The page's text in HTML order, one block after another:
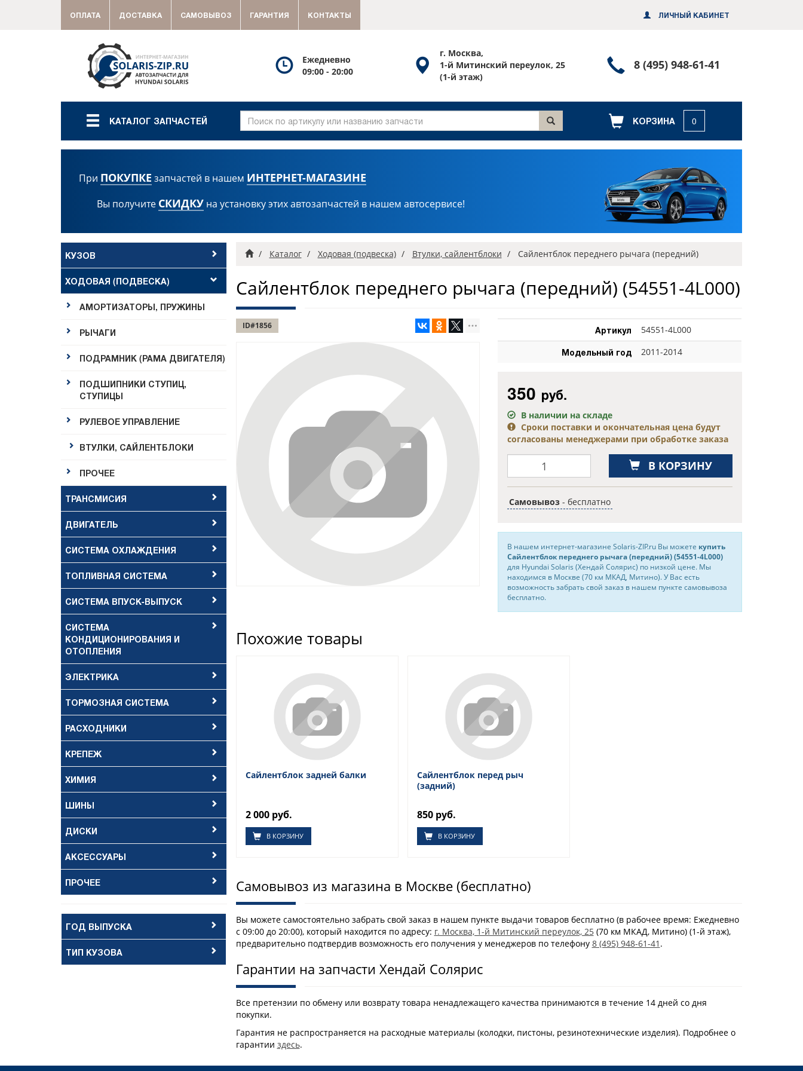
КАТАЛОГ ЗАПЧАСТЕЙ КОРЗИНА 0
При ПОКУПКЕ запчастей в нашем ИНТЕРНЕТ-МАГАЗИНЕ
Вы получите СКИДКУ на установку этих автозапчастей в нашем автосервисе!
ГлавнаяКаталог Ходовая (подвеска) Втулки, сайлентблоки Сайлентблок переднего рычага (передний)
Сайлентблок переднего рычага (передний) (54551-4L000)
ID#1856 Артикул 54551-4L000
Модельный год 2011-2014
350 руб.
В наличии на складе
Сроки поставки и окончательная цена будут
согласованы менеджерами при обработке заказа
В КОРЗИНУ
Самовывоз - бесплатно
В нашем интернет-магазине Solaris-ZIP.ru Вы можете купить
Сайлентблок переднего рычага (передний) (54551-4L000)
для Hyundai Solaris (Хендай Солярис) по низкой цене. Мы
находимся в Москве (70 км МКАД, Митино). У Вас есть
возможность забрать свой заказ в нашем пункте самовывоза
бесплатно.
Похожие товары
Сайлентблок задней балки
2 000 руб.
В КОРЗИНУ
Сайлентблок перед рыч
(задний)
850 руб.
В КОРЗИНУ
Самовывоз из магазина в Москве (бесплатно)
Вы можете самостоятельно забрать свой заказ в нашем пункте выдачи товаров бесплатно (в рабочее время: Ежедневно
с 09:00 до 20:00), который находится по адресу: г. Москва, 1-й Митинский переулок, 25(70 км МКАД, Митино) (1-й этаж),
предварительно подтвердив возможность его получения у менеджеров по телефону 8 (495) 948-61-41 .
Гарантии на запчасти Хендай Солярис
Все претензии по обмену или возврату товара ненадлежащего качества принимаются в течение 14 дней со дня
покупки.
Гарантия не распространяется на расходные материалы (колодки, пистоны, резинотехнические изделия). Подробнее о
гарантии здесь.
КУЗОВ
ХОДОВАЯ (ПОДВЕСКА)
АМОРТИЗАТОРЫ, ПРУЖИНЫ
РЫЧАГИ
ПОДРАМНИК (РАМА ДВИГАТЕЛЯ)
ПОДШИПНИКИ СТУПИЦ,
СТУПИЦЫ
РУЛЕВОЕ УПРАВЛЕНИЕ
ВТУЛКИ, САЙЛЕНТБЛОКИ
ПРОЧЕЕ
ТРАНСМИСИЯ
ДВИГАТЕЛЬ
СИСТЕМА ОХЛАЖДЕНИЯ
ТОПЛИВНАЯ СИСТЕМА
СИСТЕМА ВПУСК-ВЫПУСК
СИСТЕМА
КОНДИЦИОНИРОВАНИЯ И
ОТОПЛЕНИЯ
ЭЛЕКТРИКА
ТОРМОЗНАЯ СИСТЕМА
РАСХОДНИКИ
КРЕПЕЖ
ХИМИЯ
ШИНЫ
ДИСКИ
АКСЕССУАРЫ
ПРОЧЕЕ
ГОД ВЫПУСКА
ТИП КУЗОВА
ЛИЧНЫЙ КАБИНЕТ
ОПЛАТА ДОСТАВКА САМОВЫВОЗ ГАРАНТИЯ КОНТАКТЫ
Посмотреть
график
работы
Ежедневно
09:00 - 20:00
Посмотреть
схему
проезда
г. Москва,
1-й Митинский переулок, 25
(1-й этаж)
Позвонить
заказать
обратный
звонок
8 (495) 948-61-41